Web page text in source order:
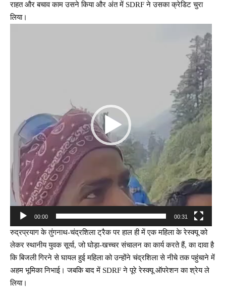
राहत और बचाव काम उसने किया और अंत में SDRF ने उसका क्रेडिट चुरा
लिया।
00:00 00:31
रुद्रप्रयाग के तुंगनाथ-चंद्रशिला ट्रैक पर हाल ही में एक महिला के रेस्क्यू को
लेकर स्थानीय युवक सूर्या, जो घोड़ा-खच्चर संचालन का कार्य करते हैं, का दावा है
कि बिजली गिरने से घायल हुई महिला को उन्होंने चंद्रशिला से नीचे तक पहुंचाने में
अहम भूमिका निभाई। जबकि बाद में SDRF ने पूरे रेस्क्यू ऑपरेशन का श्रेय ले
लिया।